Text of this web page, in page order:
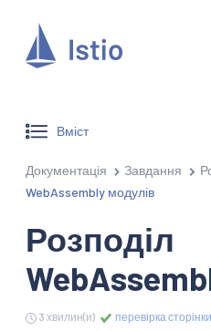
Вміст
Документація Завдання
WebAssembly модулів
Розподіл
3 хвилин(и) перевірка сторінки